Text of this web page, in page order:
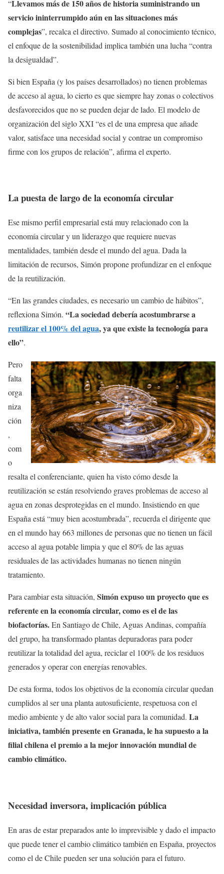
“Llevamos más de 150 años de historia suministrando un
servicio ininterrumpido aún en las situaciones más
complejas”, recalca el directivo. Sumado al conocimiento técnico,
el enfoque de la sostenibilidad implica también una lucha “contra
la desigualdad”.
Si bien España (y los países desarrollados) no tienen problemas
de acceso al agua, lo cierto es que siempre hay zonas o colectivos
desfavorecidos que no se pueden dejar de lado. El modelo de
organización del siglo XXI “es el de una empresa que añade
valor, satisface una necesidad social y contrae un compromiso
firme con los grupos de relación”, afirma el experto.
La puesta de largo de la economía circular
Ese mismo perfil empresarial está muy relacionado con la
economía circular y un liderazgo que requiere nuevas
mentalidades, también desde el mundo del agua. Dada la
limitación de recursos, Simón propone profundizar en el enfoque
de la reutilización.
“En las grandes ciudades, es necesario un cambio de hábitos”,
reflexiona Simón. “La sociedad debería acostumbrarse a
reutilizar el 100% del agua, ya que existe la tecnología para
ello”.
Pero
falta
orga
niza
ción
,
com
o
resalta el conferenciante, quien ha visto cómo desde la
reutilización se están resolviendo graves problemas de acceso al
agua en zonas desprotegidas en el mundo. Insistiendo en que
España está “muy bien acostumbrada”, recuerda el dirigente que
en el mundo hay 663 millones de personas que no tienen un fácil
acceso al agua potable limpia y que el 80% de las aguas
residuales de las actividades humanas no tienen ningún
tratamiento.
Para cambiar esta situación, Simón expuso un proyecto que es
referente en la economía circular, como es el de las
biofactorías.En Santiago de Chile, Aguas Andinas, compañía
del grupo, ha transformado plantas depuradoras para poder
reutilizar la totalidad del agua, reciclar el 100% de los residuos
generados y operar con energías renovables.
De esta forma, todos los objetivos de la economía circular quedan
cumplidos al ser una planta autosuficiente, respetuosa con el
medio ambiente y de alto valor social para la comunidad. La
iniciativa, también presente en Granada, le ha supuesto a la
filial chilena el premio a la mejor innovación mundial de
cambio climático.
Necesidad inversora, implicación pública
En aras de estar preparados ante lo imprevisible y dado el impacto
que puede tener el cambio climático también en España, proyectos
como el de Chile pueden ser una solución para el futuro.